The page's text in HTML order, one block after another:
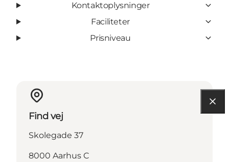
Kontaktoplysninger
Faciliteter
Prisniveau
Find vej
Skolegade 37
8000 Aarhus C